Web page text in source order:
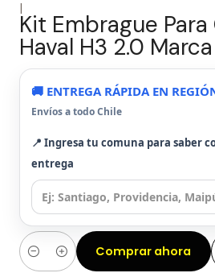
|
Kit Embrague
Haval H3 2.0
🚚 ENTREGA RÁPIDA EN
Envíos a todo Chile
📍 Ingresa tu comuna para saber
entrega
Cantidad
Comprar ahora